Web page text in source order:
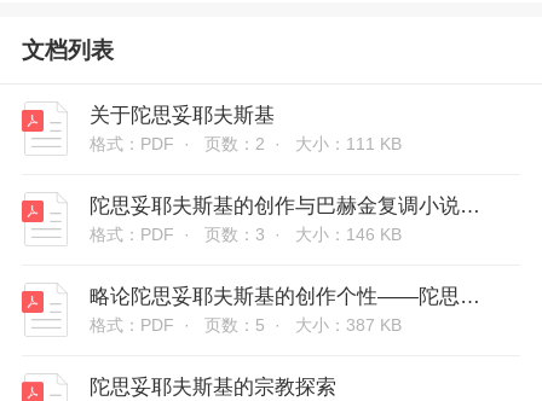
文档列表
关于陀思妥耶夫斯基
格式：PDF · 页数：2 · 大小：111 KB
陀思妥耶夫斯基的创作与巴赫金复调小说理论
格式：PDF · 页数：3 · 大小：146 KB
略论陀思妥耶夫斯基的创作个性——陀思妥耶夫斯基系列研究之三
格式：PDF · 页数：5 · 大小：387 KB
陀思妥耶夫斯基的宗教探索